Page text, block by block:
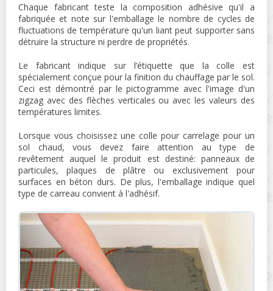
Chaque fabricant teste la composition adhésive qu'il a
fabriquée et note sur l'emballage le nombre de cycles de
fluctuations de température qu'un liant peut supporter sans
détruire la structure ni perdre de propriétés.
Le fabricant indique sur l’étiquette que la colle est
spécialement conçue pour la finition du chauffage par le sol.
Ceci est démontré par le pictogramme avec l'image d'un
zigzag avec des flèches verticales ou avec les valeurs des
températures limites.
Lorsque vous choisissez une colle pour carrelage pour un
sol chaud, vous devez faire attention au type de
revêtement auquel le produit est destiné: panneaux de
particules, plaques de plâtre ou exclusivement pour
surfaces en béton durs. De plus, l'emballage indique quel
type de carreau convient à l'adhésif.